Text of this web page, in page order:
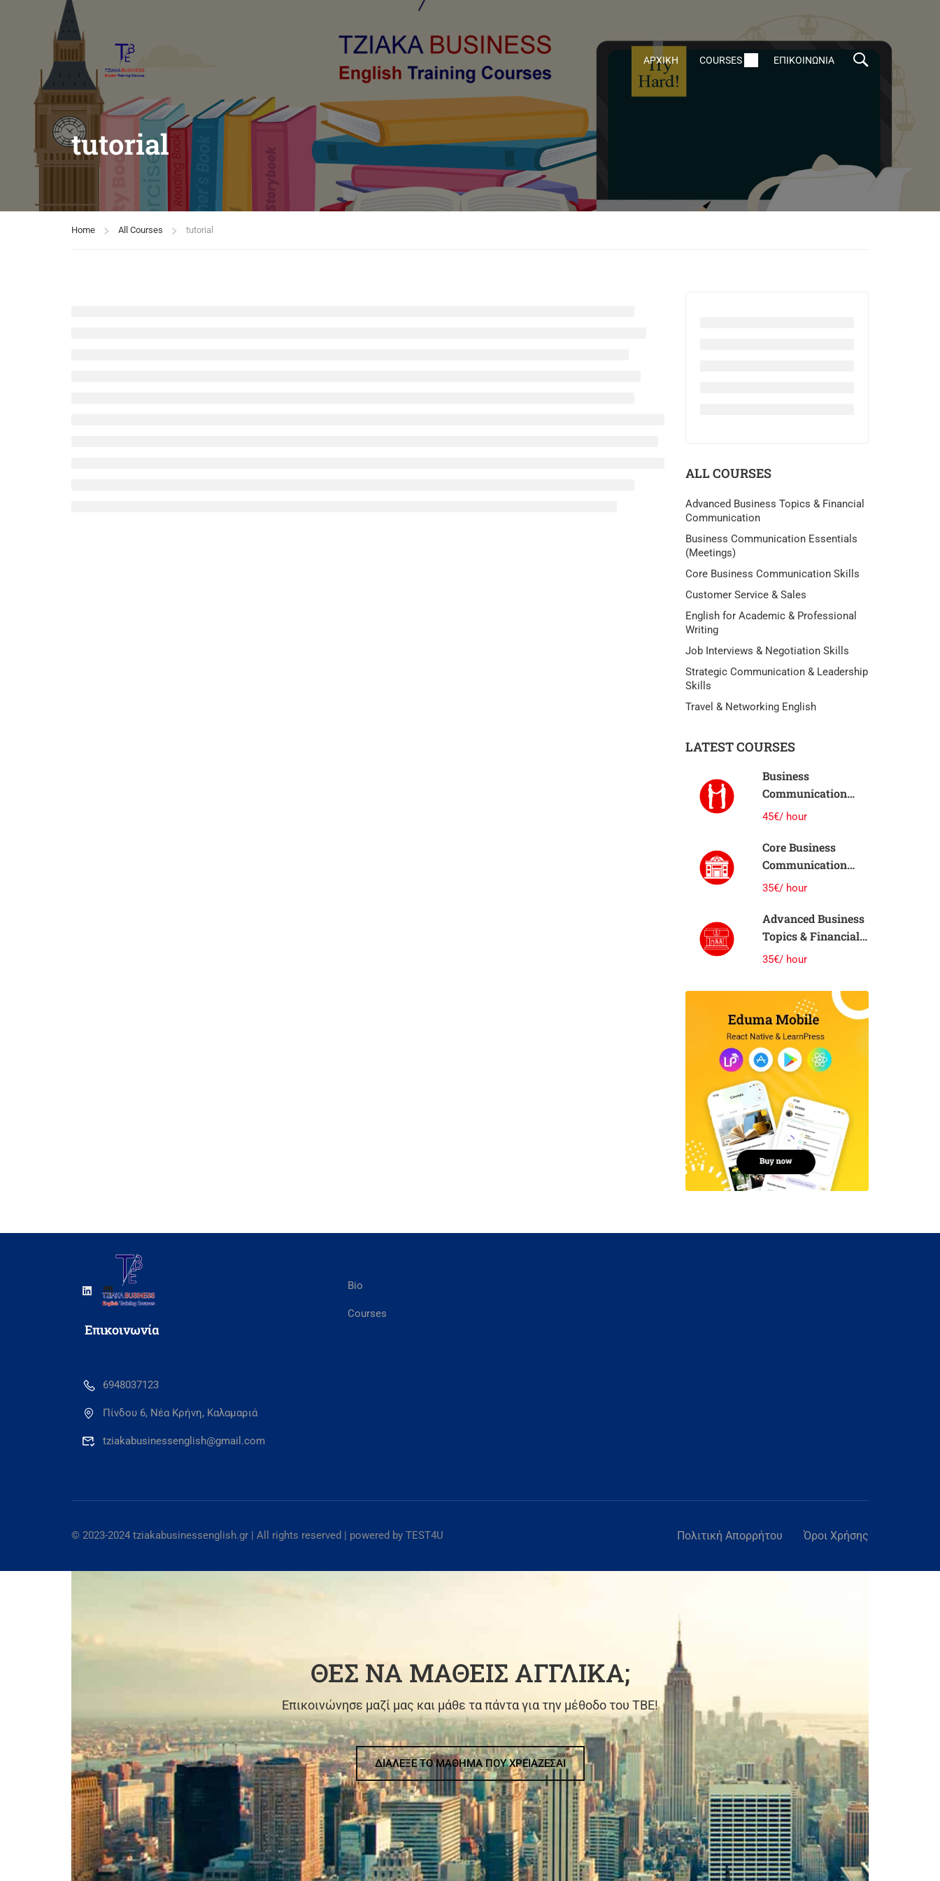
ΑΡΧΙΚΗ COURSES ΕΠΙΚΟΙΝΩΝΙΑ
tutorial
Home All Courses tutorial
ALL COURSES
Advanced Business Topics & Financial
Communication
Business Communication Essentials
(Meetings)
Core Business Communication Skills
Customer Service & Sales
English for Academic & Professional
Writing
Job Interviews & Negotiation Skills
Strategic Communication & Leadership
Skills
Travel & Networking English
LATEST COURSES
Business
Communication
Essentials
45€/ hour
Core Business
Communication
Skills
35€/ hour
Advanced Business
Topics & Financial
Communication
35€/ hour
Eπικοινωνία
6948037123
Πίνδου 6, Νέα Κρήνη, Καλαμαριά
tziakabusinessenglish@gmail.com
Bio
Courses
© 2023-2024 tziakabusinessenglish.gr | All rights reserved | powered by TEST4U Πολιτική Απορρήτου Όροι Χρήσης
ΘΕΣ ΝΑ ΜΑΘΕΙΣ ΑΓΓΛΙΚΑ;
Επικοινώνησε μαζί μας και μάθε τα πάντα για την μέθοδο του TBE!
ΔΙΑΛΕΞΕ ΤΟ ΜΑΘΗΜΑ ΠΟΥ ΧΡΕΙΑΖΕΣΑΙ